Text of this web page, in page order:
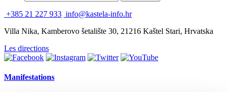
+385 21 227 933 info@kastela-info.hr
Villa Nika, Kamberovo šetalište 30, 21216 Kaštel Stari, Hrvatska
Les directions
Manifestations